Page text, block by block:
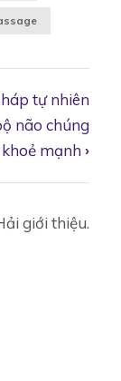
tự nhiên
não chúng
mạnh ›
giới thiệu.